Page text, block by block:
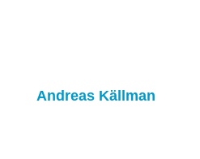
Andreas Källman